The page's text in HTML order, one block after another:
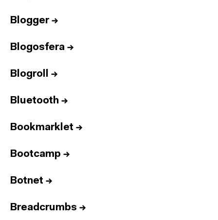
Blogger→
Blogosfera →
Blogroll →
Bluetooth →
Bookmarklet →
Bootcamp →
Botnet →
Breadcrumbs →